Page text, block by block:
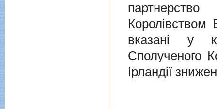
Королівством
вказані у
Сполученого
Ірландії